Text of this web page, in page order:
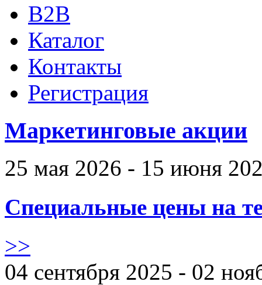
B2B
Каталог
Контакты
Регистрация
Маркетинговые акции
25 мая 2026 - 15 июня
Специальные цены на
>>
04 сентября 2025 - 02